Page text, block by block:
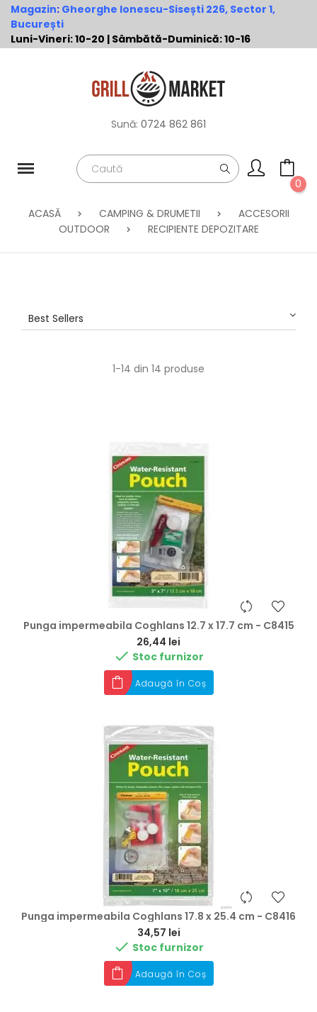
Magazin: Gheorghe Ionescu-Sisești 226, Sector 1,
București
Luni-Vineri: 10-20 | Sâmbătă-Duminică: 10-16
Sună: 0724 862 861
0
ACASĂ CAMPING & DRUMETII
ACCESORII
OUTDOOR
RECIPIENTE DEPOZITARE
Best Sellers
1-14 din 14 produse
Punga impermeabila Coghlans 12.7 x 17.7 cm - C8415
26,44 lei
 Stoc furnizor
Adaugă în Coș
Punga impermeabila Coghlans 17.8 x 25.4 cm - C8416
34,57 lei
 Stoc furnizor
Adaugă în Coș